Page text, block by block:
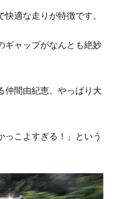
適な走りが特徴です。
ギャップがなんとも絶妙
仲間由紀恵、やっぱり大
っこよすぎる！」という